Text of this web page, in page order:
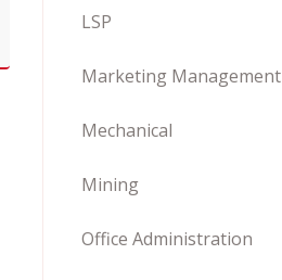
LSP
Marketing Management
Mechanical
Mining
Office Administration